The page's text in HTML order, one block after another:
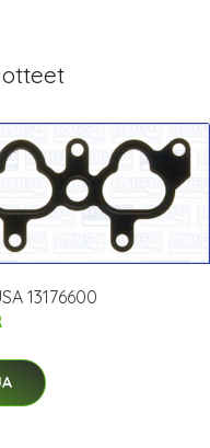
13176600